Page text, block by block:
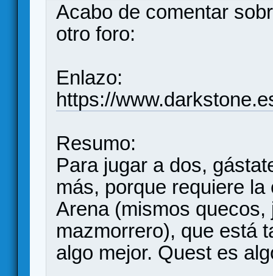
Acabo de comentar
otro foro:
Enlazo:
https://
Resumo:
Para jugar a dos,
más, porque requiere
Arena (mismos
mazmorrero), que está
algo mejor. Quest es